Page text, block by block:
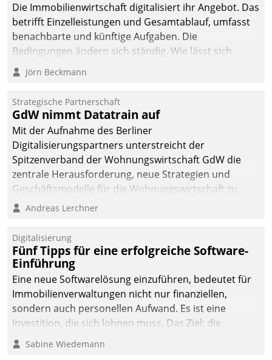
Die Immobilienwirtschaft digitalisiert ihr Angebot. Das
betrifft Einzelleistungen und Gesamtablauf, umfasst
benachbarte und künftige Aufgaben. Die
Bedingungen ändern sich ständig. Wie lässt sich
technisch die Kontrolle wahren und zugleich Freiraum
fürs Wachsen öffnen?
Jörn Beckmann
Strategische Partnerschaft
GdW nimmt Datatrain auf
Mit der Aufnahme des Berliner
Digitalisierungspartners unterstreicht der
Spitzenverband der Wohnungswirtschaft GdW die
zentrale Herausforderung, neue Strategien und
Geschäftsmodelle für die Wohnungswirtschaft zu
entwickeln.
Andreas Lerchner
Digitalisierung
Fünf Tipps für eine erfolgreiche Software-
Einführung
Eine neue Softwarelösung einzuführen, bedeutet für
Immobilienverwaltungen nicht nur finanziellen,
sondern auch personellen Aufwand. Es ist eine
Investition, die sich lohnen muss. Das Ziel: die
nachhaltige Optimierung der Geschäftsabläufe. Damit
dieses Ziel erreicht wird, sollten einige Grundregeln
Sabine Wiedemann